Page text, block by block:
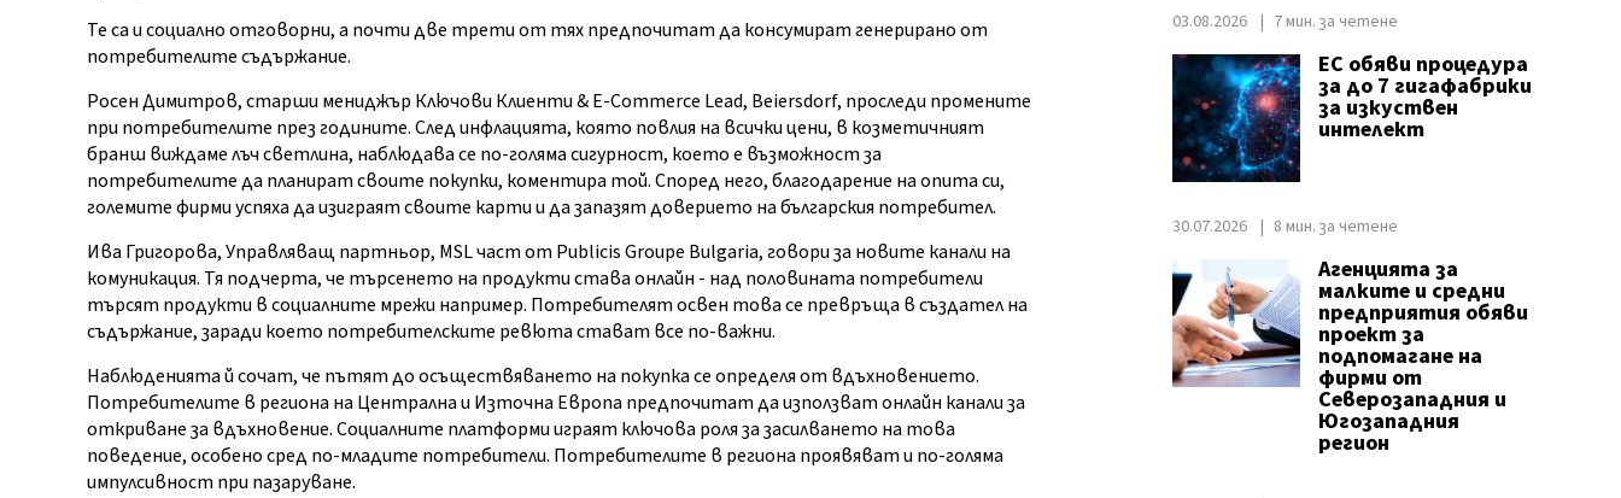
Те са и социално отговорни, а почти две трети от тях предпочитат да консумират генерирано от
потребителите съдържание.
Росен Димитров, старши мениджър Ключови Клиенти & E-Commerce Lead, Beiersdorf, проследи промените
при потребителите през годините. След инфлацията, която повлия на всички цени, в козметичният
бранш виждаме лъч светлина, наблюдава се по-голяма сигурност, което е възможност за
потребителите да планират своите покупки, коментира той. Според него, благодарение на опита си,
големите фирми успяха да изиграят своите карти и да запазят доверието на българския потребител.
Ива Григорова, Управляващ партньор, MSL част от Publicis Groupe Bulgaria, говори за новите канали на
комуникация. Тя подчерта, че търсенето на продукти става онлайн - над половината потребители
търсят продукти в социалните мрежи например. Потребителят освен това се превръща в създател на
съдържание, заради което потребителските ревюта стават все по-важни.
Наблюденията й сочат, че пътят до осъществяването на покупка се определя от вдъхновението.
Потребителите в региона на Централна и Източна Европа предпочитат да използват онлайн канали за
откриване за вдъхновение. Социалните платформи играят ключова роля за засилването на това
поведение, особено сред по-младите потребители. Потребителите в региона проявяват и по-голяма
импулсивност при пазаруване.
03.08.2026 7 мин. за четене
ЕС обяви процедура
за до 7 гигафабрики
за изкуствен
интелект
30.07.2026 8 мин. за четене
Агенцията за
малките и средни
предприятия обяви
проект за
подпомагане на
фирми от
Северозападния и
Югозападния
регион